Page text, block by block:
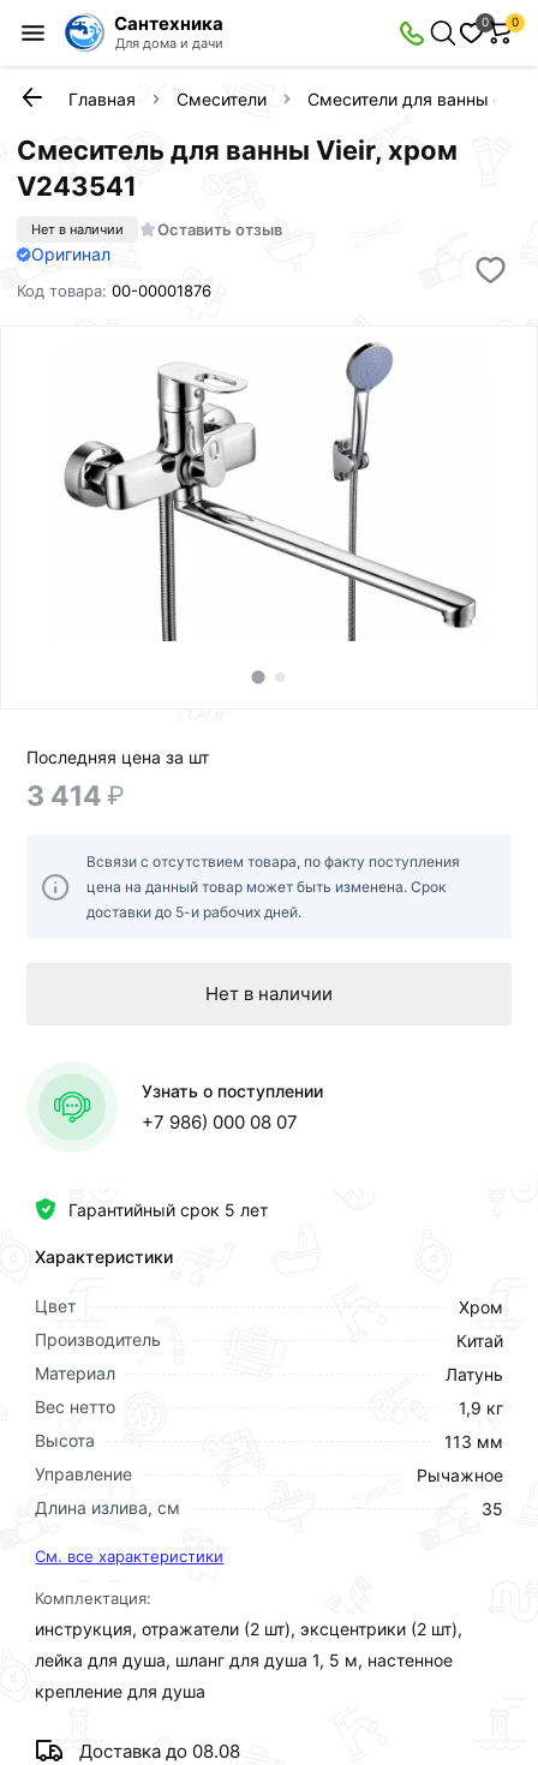
Сантехника
Для дома и дачи
0 0
Главная Смесители Смесители для ванны с
Смеситель для ванны Vieir, хром
V243541
Нет в наличии Оставить отзыв
Оригинал
Код товара:00-00001876
Гарантийный срок 5 лет
Характеристики
Цвет
Хром
Производитель
Китай
Материал
Латунь
Вес нетто
1,9 кг
Высота
113 мм
Управление
Рычажное
Длина излива, см
35
См. все характеристики
Комплектация:
инструкция, отражатели (2 шт), эксцентрики (2 шт),
лейка для душа, шланг для душа 1, 5 м, настенное
крепление для душа
Доставка до 08.08
Последняя цена за шт
3 414 ₽
Всвязи с отсутствием товара, по факту поступления
цена на данный товар может быть изменена. Срок
доставки до 5-и рабочих дней.
Нет в наличии
Узнать о поступлении
+7 986) 000 08 07